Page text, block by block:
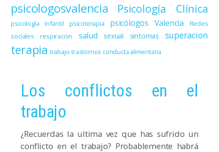
psicologosvalencia Psicología Clínica
psicología infantil psicoterapia psicólogos Valencia
Redes
sociales
respiracion salud sexual sintomas superacion
terapia trabajo trastornos conducta alimentaria
Los conflictos en el
trabajo
¿Recuerdas la ultima vez que has sufrido un
conflicto en el trabajo? Probablemente habrá